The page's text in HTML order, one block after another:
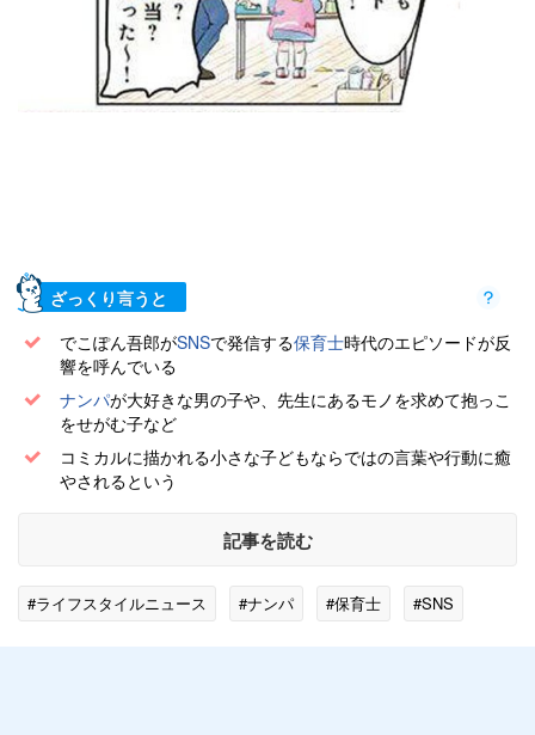
ざっくり言うと
でこぽん吾郎がSNSで発信する保育士時代のエピソードが反
響を呼んでいる
ナンパが大好きな男の子や、先生にあるモノを求めて抱っこ
をせがむ子など
コミカルに描かれる小さな子どもならではの言葉や行動に癒
やされるという
記事を読む
#ライフスタイルニュース #ナンパ #保育士 #SNS